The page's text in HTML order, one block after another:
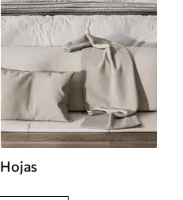
Hojas